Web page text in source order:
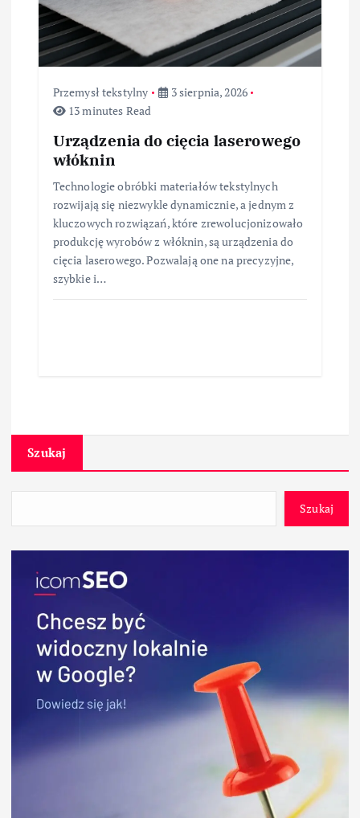
Przemysł tekstylny
3 sierpnia, 2026
13 minutes Read
Urządzenia do cięcia laserowego
włóknin
Technologie obróbki materiałów tekstylnych
rozwijają się niezwykle dynamicznie, a jednym z
kluczowych rozwiązań, które zrewolucjonizowało
produkcję wyrobów z włóknin, są urządzenia do
cięcia laserowego. Pozwalają one na precyzyjne,
szybkie i…
Szukaj
Szukaj